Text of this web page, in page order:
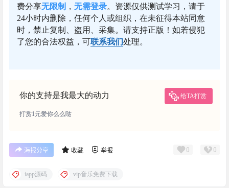
费分享无限制 ， 无需登录。资源仅供测试学习，请于
24小时内删除，任何个人或组织，在未征得本站同意
时，禁止复制、盗用、采集。请支持正版！如若侵犯
了您的合法权益，可联系我们处理。
你的支持是我最大的动力 给TA打赏
打赏1元爱你么么哒
海报分享 收藏 举报 0 0
iapp源码 vip音乐免费下载